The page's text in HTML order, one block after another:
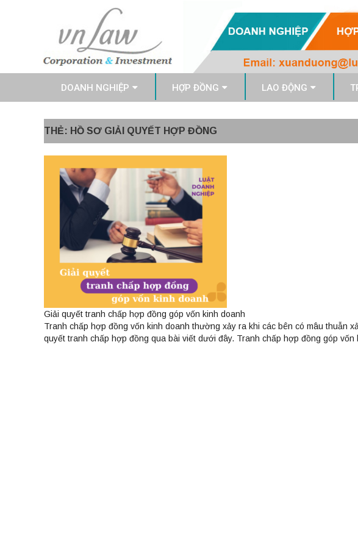
DOANH NGHIỆP HỢP ĐỒNG LAO ĐỘNG
THẺ: HỒ SƠ GIẢI QUYẾT HỢP ĐỒNG
Giải quyết tranh chấp hợp đồng góp vốn kinh doanh
Tranh chấp hợp đồng vốn kinh doanh thường xảy ra khi các bên có mâu thuẫn
quyết tranh chấp hợp đồng qua bài viết dưới đây. Tranh chấp hợp đồng góp